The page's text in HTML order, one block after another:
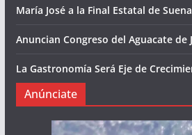
María José a la Final Estatal de
Anuncian Congreso del Aguacate de
La Gastronomía Será Eje de
Anúnciate